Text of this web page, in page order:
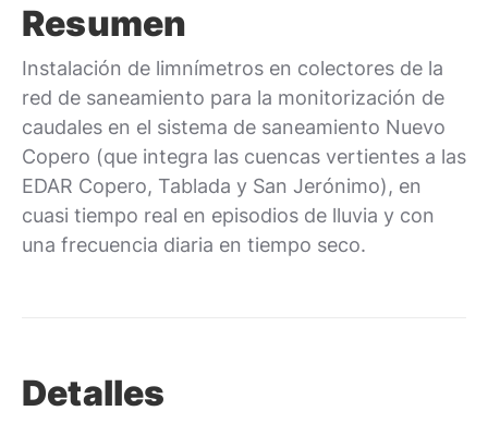
Resumen
Instalación de limnímetros en colectores de la
red de saneamiento para la monitorización de
caudales en el sistema de saneamiento Nuevo
Copero (que integra las cuencas vertientes a las
EDAR Copero, Tablada y San Jerónimo), en
cuasi tiempo real en episodios de lluvia y con
una frecuencia diaria en tiempo seco.
Detalles